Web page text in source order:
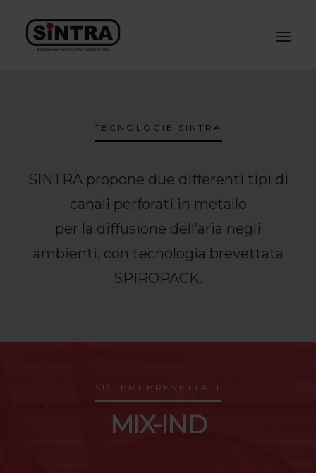
TECNOLOGIE SINTRA
SINTRA propone due differenti tipi di
canali perforati in metallo
per la diffusione dell’aria negli
ambienti, con tecnologia brevettata
SPIROPACK.
SISTEMI BREVETTATI
MIX-IND